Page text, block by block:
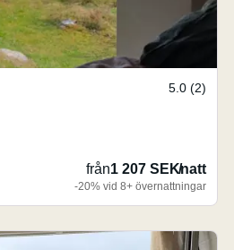
5.0 (2)
från1 207 SEK/natt
-20% vid 8+ övernattningar